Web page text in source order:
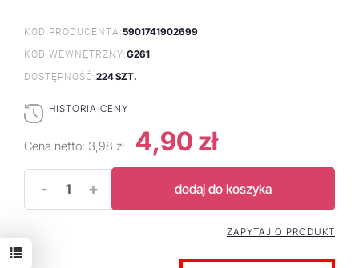
KOD PRODUCENTA:5901741902699
KOD WEWNĘTRZNY:G261
DOSTĘPNOŚĆ:224 SZT.
HISTORIA CENY
Cena netto: 3,98 zł 4,90 zł
- + dodaj do koszyka
ZAPYTAJ O PRODUKT